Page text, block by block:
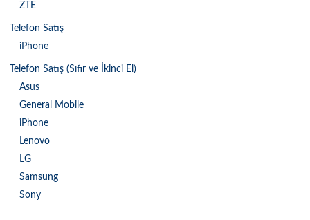
ZTE
Telefon Satış
iPhone
Telefon Satış (Sıfır ve İkinci El)
Asus
General Mobile
iPhone
Lenovo
LG
Samsung
Sony